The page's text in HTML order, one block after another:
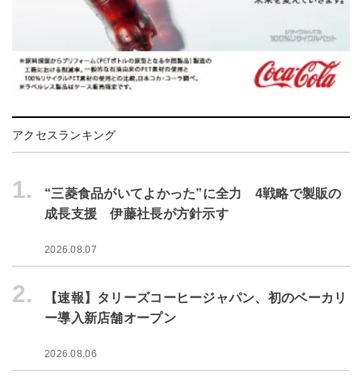
アクセスランキング
1.
“三菱食品がいてよかった”に全力 4戦略で製販の
成長支援 伊藤社長が方針示す
2026.08.07
2.
【速報】タリーズコーヒージャパン、初のベーカリ
ー導入新店舗オープン
2026.08.06